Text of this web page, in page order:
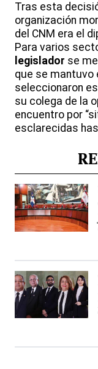
Tras esta
organización
del CNM era el
Para varios
legislador se
que se mantuvo
seleccionaron
su colega de la
encuentro por
esclarecidas